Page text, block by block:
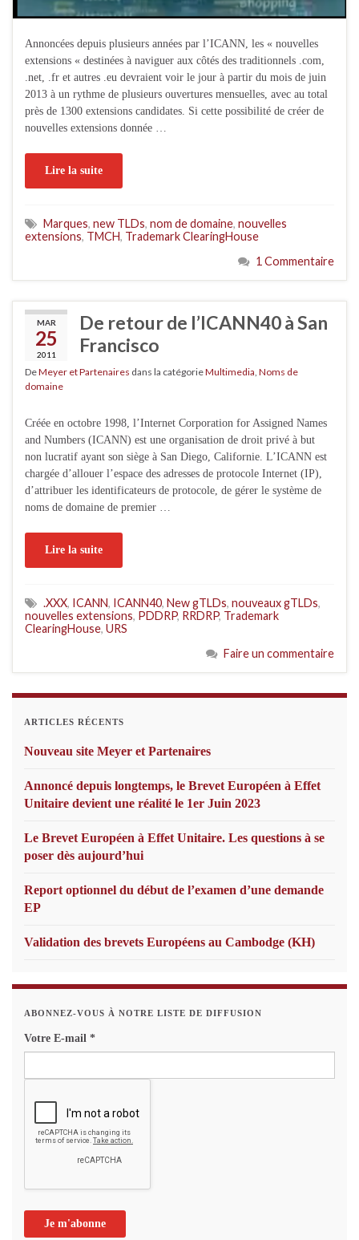
Annoncées depuis plusieurs années par l’ICANN, les « nouvelles
extensions « destinées à naviguer aux côtés des traditionnels .com,
.net, .fr et autres .eu devraient voir le jour à partir du mois de juin
2013 à un rythme de plusieurs ouvertures mensuelles, avec au total
près de 1300 extensions candidates. Si cette possibilité de créer de
nouvelles extensions donnée …
Lire la suite
Marques, new TLDs, nom de domaine, nouvelles
extensions, TMCH, Trademark ClearingHouse
1 Commentaire
MAR
25
2011
De retour de l’ICANN40 à San
Francisco
DeMeyer et Partenaires dans la catégorieMultimedia, Noms de
domaine
Créée en octobre 1998, l’Internet Corporation for Assigned Names
and Numbers (ICANN) est une organisation de droit privé à but
non lucratif ayant son siège à San Diego, Californie. L’ICANN est
chargée d’allouer l’espace des adresses de protocole Internet (IP),
d’attribuer les identificateurs de protocole, de gérer le système de
noms de domaine de premier …
Lire la suite
.XXX, ICANN, ICANN40, New gTLDs, nouveaux gTLDs,
nouvelles extensions, PDDRP, RRDRP, Trademark
ClearingHouse, URS
Faire un commentaire
ARTICLES RÉCENTS
Nouveau site Meyer et Partenaires
Annoncé depuis longtemps, le Brevet Européen à Effet
Unitaire devient une réalité le 1er Juin 2023
Le Brevet Européen à Effet Unitaire. Les questions à se
poser dès aujourd’hui
Report optionnel du début de l’examen d’une demande
EP
Validation des brevets Européens au Cambodge (KH)
ABONNEZ-VOUS À NOTRE LISTE DE DIFFUSION
Votre E-mail *